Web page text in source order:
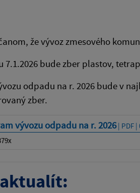
že vývoz zmesového
7.1.2026 bude zber plastov,
odpadu na r. 2026 bude v
zber.
vývozu odpadu na r. 2026| PDF |